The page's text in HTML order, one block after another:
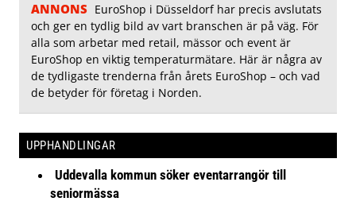
ANNONS EuroShop i Düsseldorf har precis avslutats
och ger en tydlig bild av vart branschen är på väg. För
alla som arbetar med retail, mässor och event är
EuroShop en viktig temperaturmätare. Här är några av
de tydligaste trenderna från årets EuroShop – och vad
de betyder för företag i Norden.
UPPHANDLINGAR
Uddevalla kommun söker eventarrangör till
seniormässa